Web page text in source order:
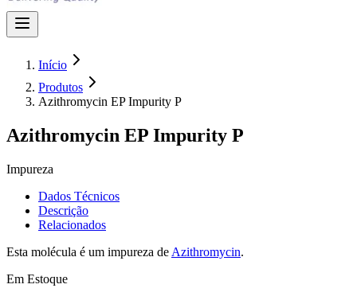
Início
Produtos
Azithromycin EP Impurity P
Azithromycin EP Impurity P
Impureza
Dados Técnicos
Descrição
Relacionados
Esta molécula é um impureza de Azithromycin.
Em Estoque